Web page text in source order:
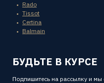
Rado
Tissot
Certina
Balmain
БУДЬТЕ В КУРСЕ
Подпишитесь на рассылку и